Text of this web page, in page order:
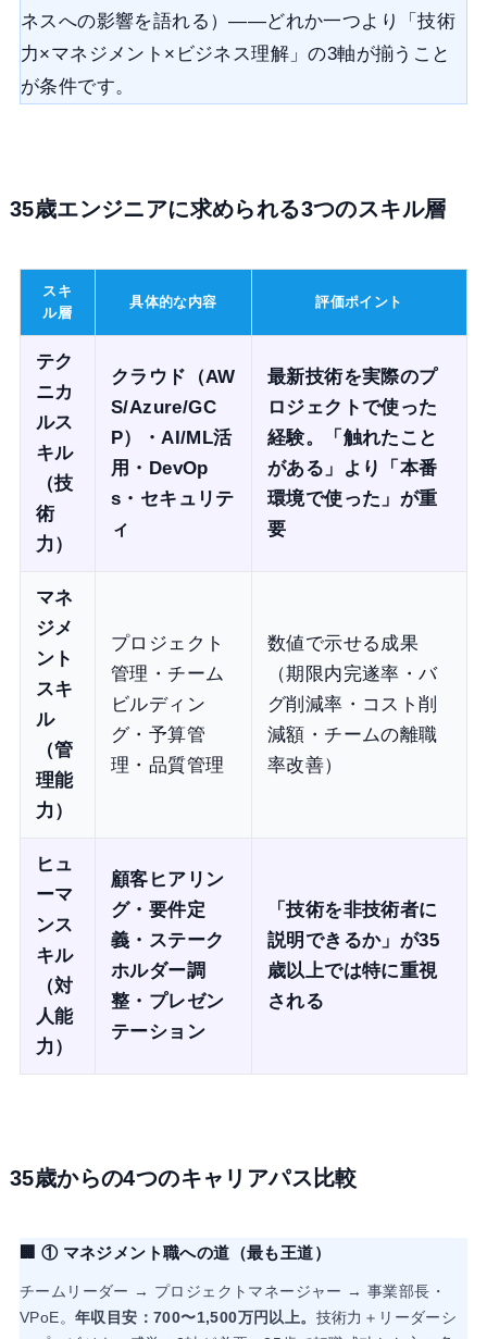
ネスへの影響を語れる）——どれか一つより「技術
力×マネジメント×ビジネス理解」の3軸が揃うこと
が条件です。
35歳エンジニアに求められる3つのスキル層
スキ
ル層
具体的な内容 評価ポイント
テク
ニカ
ルス
キル
（技
術
力）
クラウド（AW
S/Azure/GC
P）・AI/ML活
用・DevOp
s・セキュリテ
ィ
最新技術を実際のプ
ロジェクトで使った
経験。「触れたこと
がある」より「本番
環境で使った」が重
要
マネ
ジメ
ント
スキ
ル
（管
理能
力）
プロジェクト
管理・チーム
ビルディン
グ・予算管
理・品質管理
数値で示せる成果
（期限内完遂率・バ
グ削減率・コスト削
減額・チームの離職
率改善）
ヒュ
ーマ
ンス
キル
（対
人能
力）
顧客ヒアリン
グ・要件定
義・ステーク
ホルダー調
整・プレゼン
テーション
「技術を非技術者に
説明できるか」が35
歳以上では特に重視
される
35歳からの4つのキャリアパス比較
🏢 ① マネジメント職への道（最も王道）
チームリーダー → プロジェクトマネージャー → 事業部長・
VPoE。 年収目安：700〜1,500万円以上。 技術力＋リーダーシ